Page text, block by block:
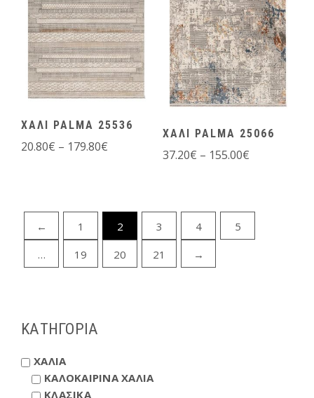
ΧΑΛΙ PALMA 25536
20.80€ – 179.80€
ΧΑΛΙ PALMA 25066
37.20€ – 155.00€
← 1 2 3 4
5
…
19 20 21 →
ΚΑΤΗΓΟΡΙΑ
ΧΑΛΙΑ
ΚΑΛΟΚΑΙΡΙΝΑ ΧΑΛΙΑ
ΚΛΑΣΙΚΑ